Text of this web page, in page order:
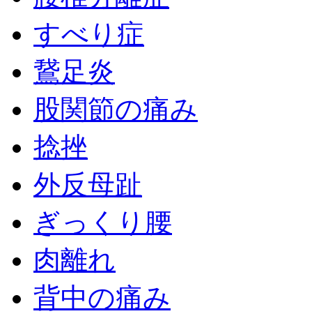
すべり症
鵞足炎
股関節の痛み
捻挫
外反母趾
ぎっくり腰
肉離れ
背中の痛み